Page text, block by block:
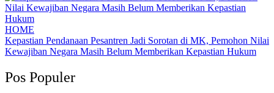
HOME
Kepastian Pendanaan Pesantren Jadi Sorotan di MK, Pemohon Nilai
Kewajiban Negara Masih Belum Memberikan Kepastian Hukum
Pos Populer